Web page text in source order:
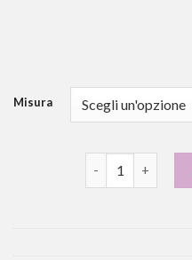
Misura